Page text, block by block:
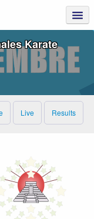
Karate
Live Results